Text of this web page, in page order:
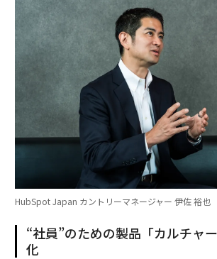
HubSpot Japan カントリーマネージャー 伊佐 裕也
“社員”のための製品「カルチャ
化